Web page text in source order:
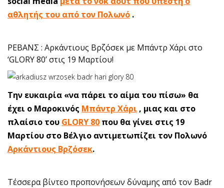
αθλητής του από τον Πολωνό .
ΡΕΒΑΝΣ : Αρκάντιους Βρζόσεκ με Μπάντρ Χάρι στο
‘GLORY 80’ στις 19 Μαρτίου!
Την ευκαιρία «να πάρει το αίμα του πίσω» θα
έχει ο Μαροκινός Μπάντρ Χάρι , μιας και στο
πλαίσιο του GLORY 80 που θα γίνει στις 19
Μαρτίου στο Βέλγιο αντιμετωπίζει τον Πολωνό
Αρκάντιους Βρζόσεκ.
Τέσσερα βίντεο προπονήσεων δύναμης από τον Badr